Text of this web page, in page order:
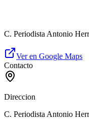
C. Periodista Antonio
Ver en Google Maps
Contacto
Direccion
C. Periodista Antonio